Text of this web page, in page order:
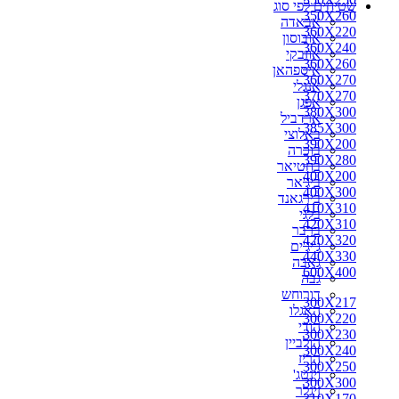
שטיחים לפי סוג
אבאדה
אובוסון
אוזבקי
איספהאן
אנגלי
אפגן
ארדביל
באלוצי
בוכרה
בחטיאר
ביג'אר
בירגאנד
בלגי
ברבר
ג'יג'ים
גאבה
גבה
דורוחש
האגלו
הודי
הולביין
הריז
וינטג'
זיגלר
350X260
360X220
360X240
360X260
360X270
370X270
380X300
385X300
390X200
390X280
400X200
400X300
410X310
420X310
420X320
440X330
600X400
300X217
300X220
300X230
300X240
300X250
300X300